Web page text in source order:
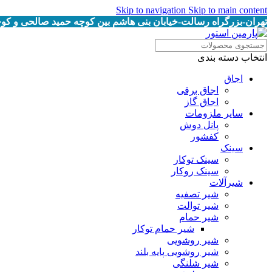
Skip to navigation Skip to main content
تهران-بزرگراه رسالت-خیابان بنی هاشم بین کوچه حمید صالحی و کوچه خرمیان
انتخاب دسته بندی
اجاق
اجاق برقى
اجاق گاز
سایر ملزومات
پانل دوش
کفشور
سینک
سینک توکار
سینک روکار
شیرآلات
شیر تصفیه
شیر توالت
شیر حمام
شیر حمام توکار
شیر روشویی
شیر روشویی پایه بلند
شیر شلنگی